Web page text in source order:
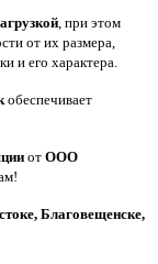
, при этом
от их размера,
и его характера.
обеспечивает
от ООО
Благовещенске,